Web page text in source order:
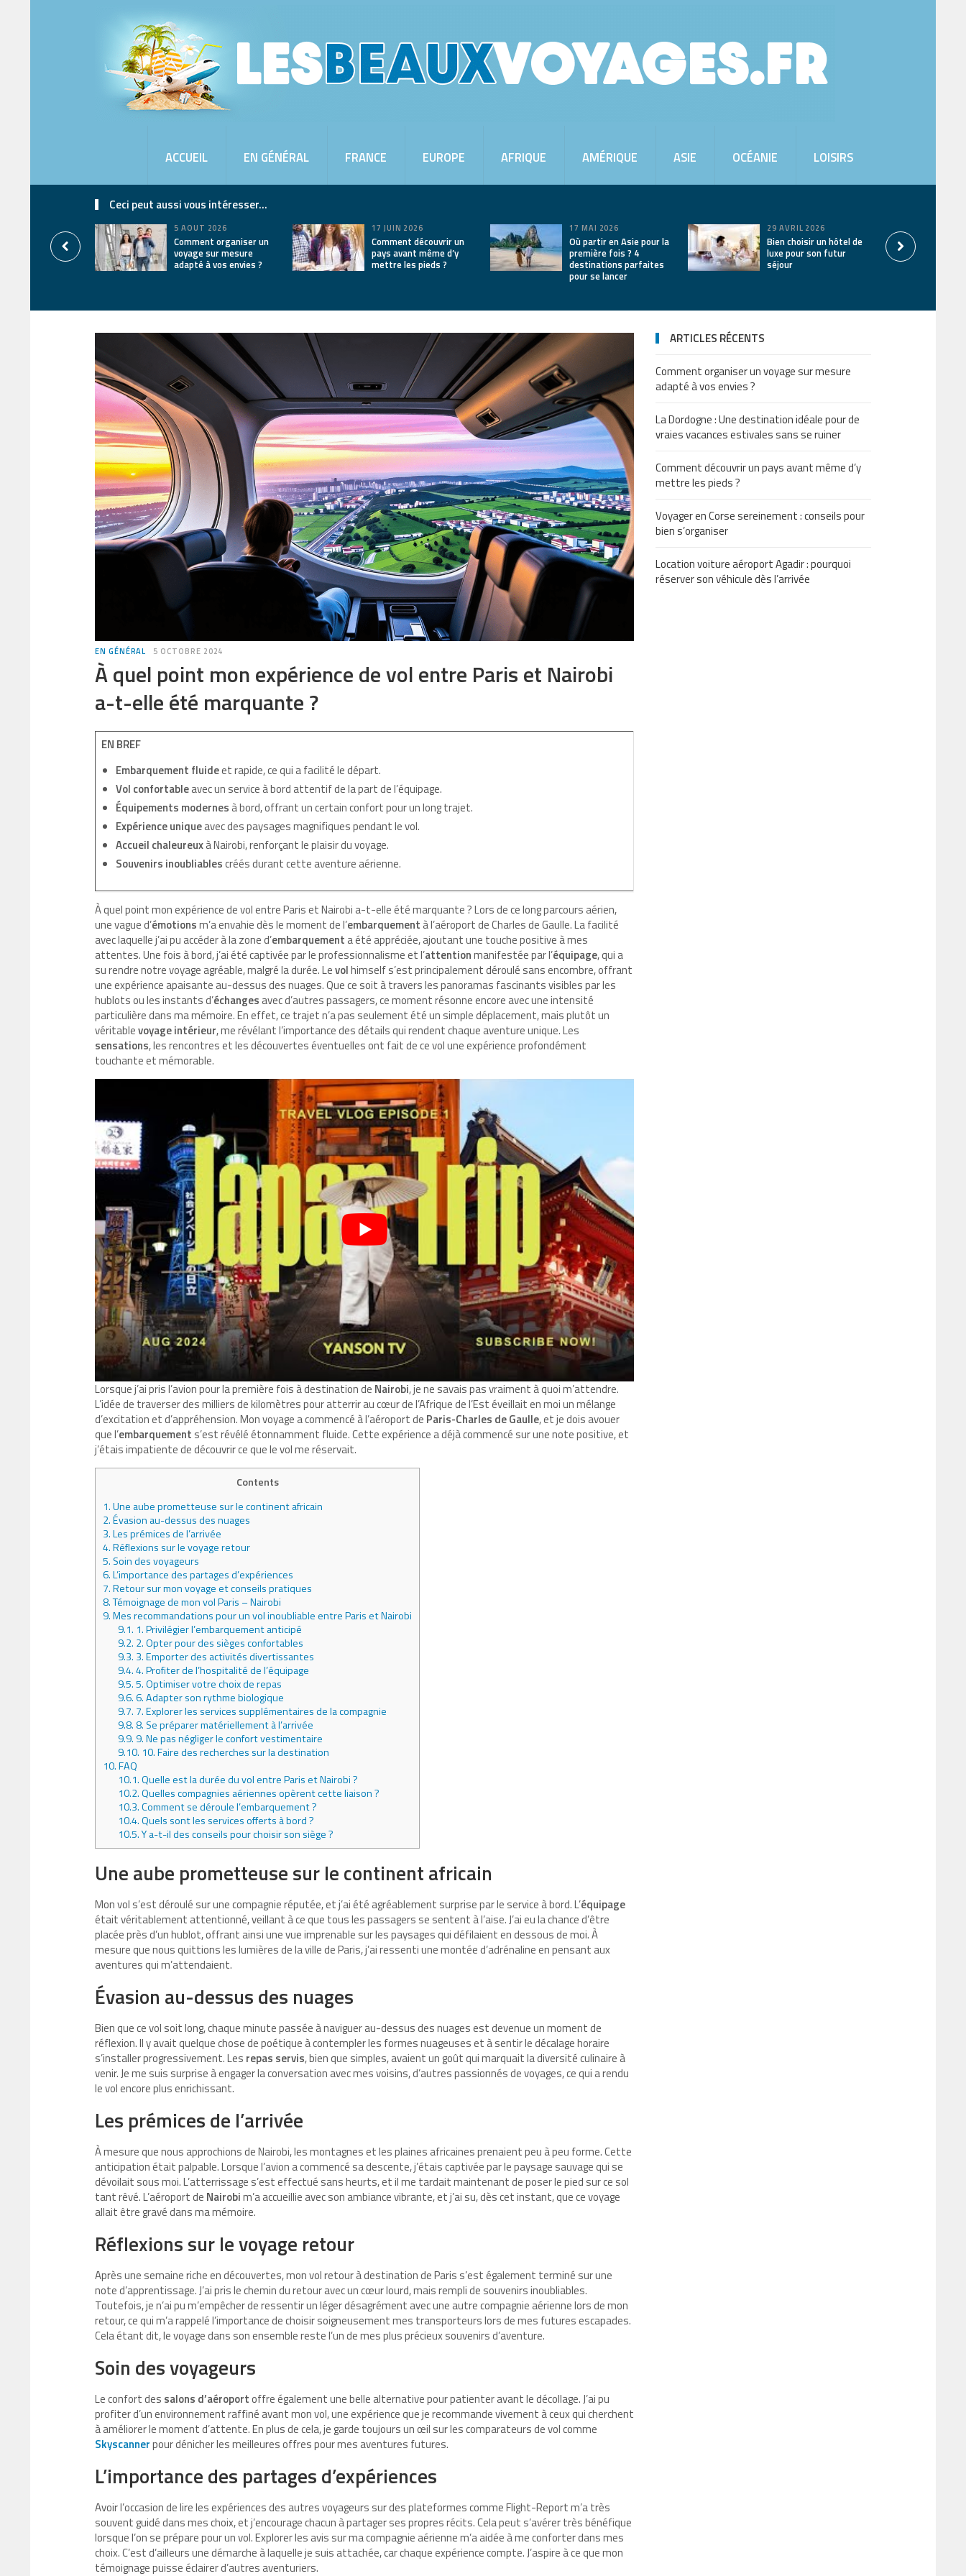
ACCUEIL EN GÉNÉRAL FRANCE EUROPE AFRIQUE AMÉRIQUE ASIE OCÉANIE LOISIRS
Ceci peut aussi vous intéresser...
5 AOÛT 2026
Comment organiser un
voyage sur mesure
adapté à vos envies ?
17 JUIN 2026
Comment découvrir un
pays avant même d’y
mettre les pieds ?
17 MAI 2026
Où partir en Asie pour la
première fois ? 4
destinations parfaites
pour se lancer
29 AVRIL 2026
Bien choisir un hôtel de
luxe pour son futur
séjour
EN GÉNÉRAL 5 OCTOBRE 2024
À quel point mon expérience de vol entre Paris et Nairobi
a-t-elle été marquante ?
EN BREF
Embarquement fluideet rapide, ce qui a facilité le départ.
Vol confortableavec un service à bord attentif de la part de l’équipage.
Équipements modernes à bord, offrant un certain confort pour un long trajet.
Expérience uniqueavec des paysages magnifiques pendant le vol.
Accueil chaleureuxà Nairobi, renforçant le plaisir du voyage.
Souvenirs inoubliablescréés durant cette aventure aérienne.
À quel point mon expérience de vol entre Paris et Nairobi a-t-elle été marquante ? Lors de ce long parcours aérien,
une vague d’émotionsm’a envahie dès le moment de l’embarquement à l’aéroport de Charles de Gaulle. La facilité
avec laquelle j’ai pu accéder à la zone d’embarquement a été appréciée, ajoutant une touche positive à mes
attentes. Une fois à bord, j’ai été captivée par le professionnalisme et l’attentionmanifestée par l’équipage, qui a
su rendre notre voyage agréable, malgré la durée. Levolhimself s’est principalement déroulé sans encombre, offrant
une expérience apaisante au-dessus des nuages. Que ce soit à travers les panoramas fascinants visibles par les
hublots ou les instants d’échanges avec d’autres passagers, ce moment résonne encore avec une intensité
particulière dans ma mémoire. En effet, ce trajet n’a pas seulement été un simple déplacement, mais plutôt un
véritablevoyage intérieur, me révélant l’importance des détails qui rendent chaque aventure unique. Les
sensations, les rencontres et les découvertes éventuelles ont fait de ce vol une expérience profondément
touchante et mémorable.
Lorsque j’ai pris l’avion pour la première fois à destination de Nairobi, je ne savais pas vraiment à quoi m’attendre.
L’idée de traverser des milliers de kilomètres pour atterrir au cœur de l’Afrique de l’Est éveillait en moi un mélange
d’excitation et d’appréhension. Mon voyage a commencé à l’aéroport de Paris-Charles de Gaulle, et je dois avouer
que l’embarquement s’est révélé étonnamment fluide. Cette expérience a déjà commencé sur une note positive, et
j’étais impatiente de découvrir ce que le vol me réservait.
Contents
1.Une aube prometteuse sur le continent africain
2.Évasion au-dessus des nuages
3.Les prémices de l’arrivée
4.Réflexions sur le voyage retour
5.Soin des voyageurs
6.L’importance des partages d’expériences
7.Retour sur mon voyage et conseils pratiques
8.Témoignage de mon vol Paris – Nairobi
9.Mes recommandations pour un vol inoubliable entre Paris et Nairobi
9.1. 1. Privilégier l’embarquement anticipé
9.2. 2. Opter pour des sièges confortables
9.3. 3. Emporter des activités divertissantes
9.4.4. Profiter de l’hospitalité de l’équipage
9.5.5. Optimiser votre choix de repas
9.6.6. Adapter son rythme biologique
9.7. 7. Explorer les services supplémentaires de la compagnie
9.8.8. Se préparer matériellement à l’arrivée
9.9. 9. Ne pas négliger le confort vestimentaire
9.10. 10. Faire des recherches sur la destination
10.FAQ
10.1.Quelle est la durée du vol entre Paris et Nairobi ?
10.2.Quelles compagnies aériennes opèrent cette liaison ?
10.3.Comment se déroule l’embarquement ?
10.4.Quels sont les services offerts à bord ?
10.5.Y a-t-il des conseils pour choisir son siège ?
Une aube prometteuse sur le continent africain
Mon vol s’est déroulé sur une compagnie réputée, et j’ai été agréablement surprise par le service à bord. L’équipage
était véritablement attentionné, veillant à ce que tous les passagers se sentent à l’aise. J’ai eu la chance d’être
placée près d’un hublot, offrant ainsi une vue imprenable sur les paysages qui défilaient en dessous de moi. À
mesure que nous quittions les lumières de la ville de Paris, j’ai ressenti une montée d’adrénaline en pensant aux
aventures qui m’attendaient.
Évasion au-dessus des nuages
Bien que ce vol soit long, chaque minute passée à naviguer au-dessus des nuages est devenue un moment de
réflexion. Il y avait quelque chose de poétique à contempler les formes nuageuses et à sentir le décalage horaire
s’installer progressivement. Les repas servis, bien que simples, avaient un goût qui marquait la diversité culinaire à
venir. Je me suis surprise à engager la conversation avec mes voisins, d’autres passionnés de voyages, ce qui a rendu
le vol encore plus enrichissant.
Les prémices de l’arrivée
À mesure que nous approchions de Nairobi, les montagnes et les plaines africaines prenaient peu à peu forme. Cette
anticipation était palpable. Lorsque l’avion a commencé sa descente, j’étais captivée par le paysage sauvage qui se
dévoilait sous moi. L’atterrissage s’est effectué sans heurts, et il me tardait maintenant de poser le pied sur ce sol
tant rêvé. L’aéroport de Nairobim’a accueillie avec son ambiance vibrante, et j’ai su, dès cet instant, que ce voyage
allait être gravé dans ma mémoire.
Réflexions sur le voyage retour
Après une semaine riche en découvertes, mon vol retour à destination de Paris s’est également terminé sur une
note d’apprentissage. J’ai pris le chemin du retour avec un cœur lourd, mais rempli de souvenirs inoubliables.
Toutefois, je n’ai pu m’empêcher de ressentir un léger désagrément avec une autre compagnie aérienne lors de mon
retour, ce qui m’a rappelé l’importance de choisir soigneusement mes transporteurs lors de mes futures escapades.
Cela étant dit, le voyage dans son ensemble reste l’un de mes plus précieux souvenirs d’aventure.
Soin des voyageurs
Le confort des salons d’aéroportoffre également une belle alternative pour patienter avant le décollage. J’ai pu
profiter d’un environnement raffiné avant mon vol, une expérience que je recommande vivement à ceux qui cherchent
à améliorer le moment d’attente. En plus de cela, je garde toujours un œil sur les comparateurs de vol comme
Skyscannerpour dénicher les meilleures offres pour mes aventures futures.
L’importance des partages d’expériences
Avoir l’occasion de lire les expériences des autres voyageurs sur des plateformes comme Flight-Report m’a très
souvent guidé dans mes choix, et j’encourage chacun à partager ses propres récits. Cela peut s’avérer très bénéfique
lorsque l’on se prépare pour un vol. Explorer les avis sur ma compagnie aérienne m’a aidée à me conforter dans mes
choix. C’est d’ailleurs une démarche à laquelle je suis attachée, car chaque expérience compte. J’aspire à ce que mon
témoignage puisse éclairer d’autres aventuriers.
ARTICLES RÉCENTS
Comment organiser un voyage sur mesure
adapté à vos envies ?
La Dordogne : Une destination idéale pour de
vraies vacances estivales sans se ruiner
Comment découvrir un pays avant même d’y
mettre les pieds ?
Voyager en Corse sereinement : conseils pour
bien s’organiser
Location voiture aéroport Agadir : pourquoi
réserver son véhicule dès l’arrivée